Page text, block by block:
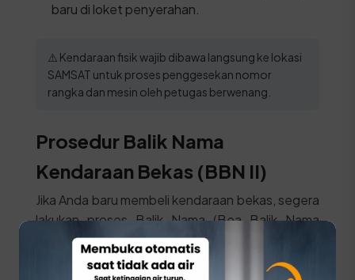
baru di loket penyerahan.
⚠️ Kendaraan fisik wajib dibawa langsung ke lokasi
SAMSAT untuk proses penggesekan nomor
rangka dan mesin oleh petugas berwenang.
Prosedur Balik Nama
Kendaraan Bekas (BBN II)
Jika Anda baru membeli kendaraan bekas, segera
lakukan proses Balik Nama (Bea Balik Nama
Kendaraan Bermotor / BBNKB II) agar identitas
pemilik di surat kendaraan berubah menjadi nama